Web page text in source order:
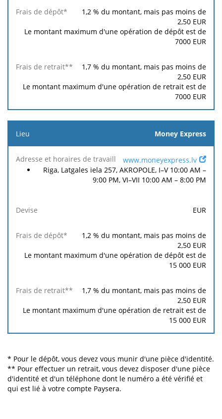
1,2 % du montant, mais pas moins de
2,50 EUR
Le montant maximum d'une opération de dépôt est de
7000 EUR
1,7 % du montant, mais pas moins de
2,50 EUR
Le montant maximum d'une opération de retrait est de
7000 EUR
Money Express
www.moneyexpress.lv
Riga, Latgales iela 257, AKROPOLE, I–V 10:00 AM –
9:00 PM, VI–VII 10:00 AM – 8:00 PM
EUR
1,2 % du montant, mais pas moins de
2,50 EUR
Le montant maximum d'une opération de dépôt est de
15 000 EUR
1,7 % du montant, mais pas moins de
2,50 EUR
Le montant maximum d'une opération de retrait est de
15 000 EUR
* Pour le dépôt, vous devez vous munir d'une pièce d'identité.
** Pour effectuer un retrait, vous devez disposer d'une pièce
d'identité et d'un téléphone dont le numéro a été vérifié et
qui est lié à votre compte Paysera.